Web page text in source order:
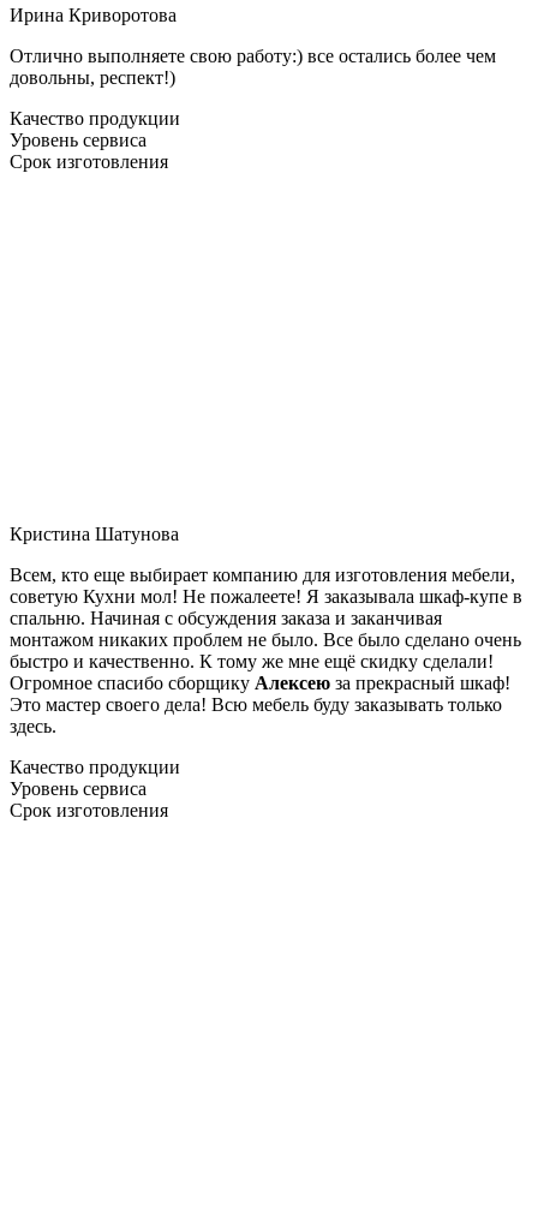
Ирина Криворотова
Отлично выполняете свою работу:) все остались более чем
довольны, респект!)
Качество продукции
Уровень сервиса
Срок изготовления
Кристина Шатунова
Всем, кто еще выбирает компанию для изготовления мебели,
советую Кухни мол! Не пожалеете! Я заказывала шкаф-купе в
спальню. Начиная с обсуждения заказа и заканчивая
монтажом никаких проблем не было. Все было сделано очень
быстро и качественно. К тому же мне ещё скидку сделали!
Огромное спасибо сборщику Алексею за прекрасный шкаф!
Это мастер своего дела! Всю мебель буду заказывать только
здесь.
Качество продукции
Уровень сервиса
Срок изготовления